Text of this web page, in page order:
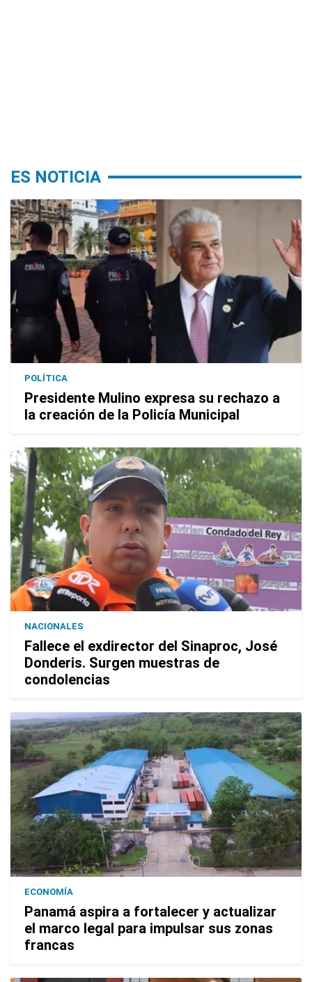
ES NOTICIA
POLÍTICA
Presidente Mulino expresa su rechazo a
la creación de la Policía Municipal
NACIONALES
Fallece el exdirector del Sinaproc, José
Donderis. Surgen muestras de
condolencias
ECONOMÍA
Panamá aspira a fortalecer y actualizar
el marco legal para impulsar sus zonas
francas